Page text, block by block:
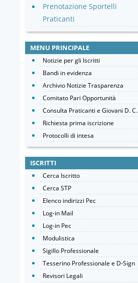
Prenotazione Sportelli
Praticanti
MENU PRINCIPALE
Notizie per gli Iscritti
Bandi in evidenza
Archivio Notizie Trasparenza
Comitato Pari Opportunità
Consulta Praticanti e Giovani D. C.
Richiesta prima iscrizione
Protocolli di intesa
ISCRITTI
Cerca Iscritto
Cerca STP
Elenco indirizzi Pec
Log-in Mail
Log-in Pec
Modulistica
Sigillo Professionale
Tesserino Professionale e D-Sign
Revisori Legali